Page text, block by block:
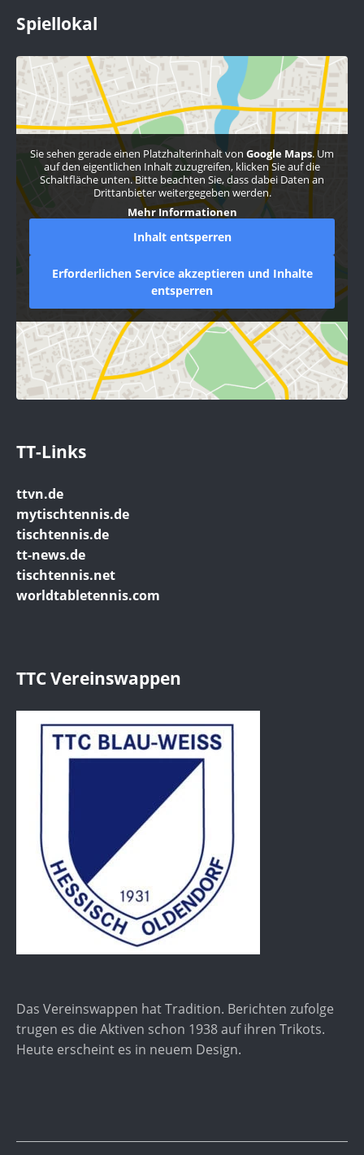
Spiellokal
Sie sehen gerade einen Platzhalterinhalt von Google Maps. Um
auf den eigentlichen Inhalt zuzugreifen, klicken Sie auf die
Schaltfläche unten. Bitte beachten Sie, dass dabei Daten an
Drittanbieter weitergegeben werden.
Mehr Informationen
Inhalt entsperren
Erforderlichen Service akzeptieren und Inhalte
entsperren
TT-Links
ttvn.de
mytischtennis.de
tischtennis.de
tt-news.de
tischtennis.net
worldtabletennis.com
TTC Vereinswappen
Das Vereinswappen hat Tradition. Berichten zufolge
trugen es die Aktiven schon 1938 auf ihren Trikots.
Heute erscheint es in neuem Design.